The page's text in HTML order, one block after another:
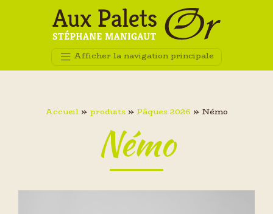
Afficher la navigation principale
Accueil » produits » Pâques 2026 » Némo
Némo